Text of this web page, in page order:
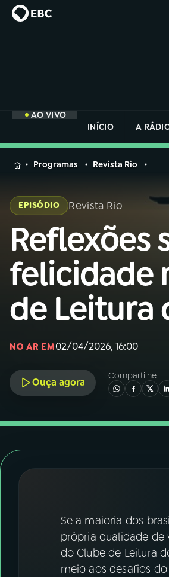
AO VIVO
INÍCIO
A
MENU
Buscar
na
Rádio
Nacional
AO VIVO
01 INÍCIO
A RÁDIO
03PROGRAMAÇÃO
04PROGRAMAS
ÚLTIMAS
na
Rádio
Programas Revista Rio
EPISÓDIO Revista Rio
Reflexões
felicidade
de Leitura
NO AR EM02/04/2026, 16:00
Ouça agora
Compartilhe
Se a maioria dos
própria qualidade
do Clube de Leitura
meio aos desafios